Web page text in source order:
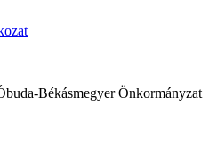
Békásmegyer Önkormányzat